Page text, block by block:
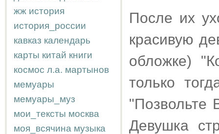
жж история
история_россии
кавказ календарь
карты китай книги
космос л.а. мартынов
мемуары
мемуары_муз
мои_тексты москва
моя_всячина музыка
После их
красивую
обложке)
только
"Позвольте
Девушка